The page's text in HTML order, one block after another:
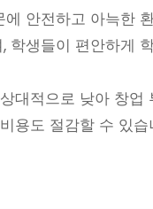
안전하고 아늑한
학생들이 편안하게
대적으로 낮아 창업
용도 절감할 수 있습